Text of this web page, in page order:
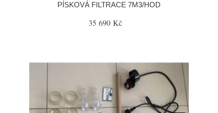
PÍSKOVÁ FILTRACE 7M3/HOD
35 690 Kč